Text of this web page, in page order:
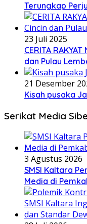
Terungkap
23 Juli 2025
CERITA
dan Pulau
21 Desember
Kisah pusaka
Serikat Media
3 Agustus 2026
SMSI Kaltara
Media di